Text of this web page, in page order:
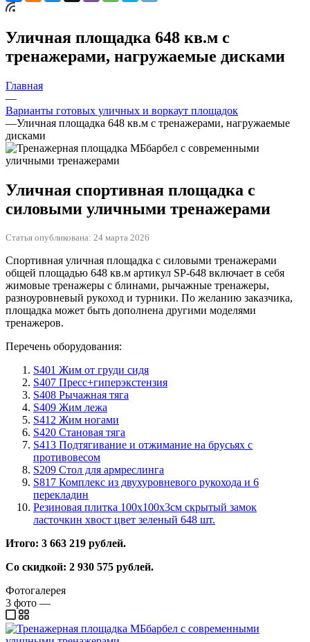
Уличная площадка 648 кв.м с
тренажерами, нагружаемые дисками
Главная
—
Варианты готовых уличных и воркаут площадок
—Уличная площадка 648 кв.м с тренажерами, нагружаемые
дисками
Уличная спортивная площадка с
силовыми уличными тренажерами
Статья опубликована: 24 марта 2026
Спортивная уличная площадка с силовыми тренажерами
общей площадью 648 кв.м артикул SP-648 включает в себя
жимовые тренажеры с блинами, рычажные тренажеры,
разноуровневый рукоход и турники. По желанию заказчика,
площадка может быть дополнена другими моделями
тренажеров.
Перечень оборудования:
S401 Жим от груди сидя
S407 Пресс+гиперэкстензия
S408 Рычажная тяга
S409 Жим лежа
S412 Жим ногами
S420 Становая тяга
S413 Подтягивание и отжимание на брусьях с
противовесом
S209 Стол для армреслинга
S817 Комплекс из двухуровневого рукохода и 6
перекладин
Резиновая плитка 100х100х3см скрытый замок
ласточкин хвост цвет зеленый 648 шт.
Итого: 3 663 219 рублей.
Со скидкой: 2 930 575 рублей.
Фотогалерея
3 фото —